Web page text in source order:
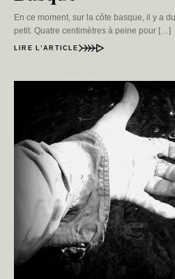
En ce moment, sur la côte basque, il y a
petit. Quatre centimètres à peine pour […]
LIRE L’ARTICLE